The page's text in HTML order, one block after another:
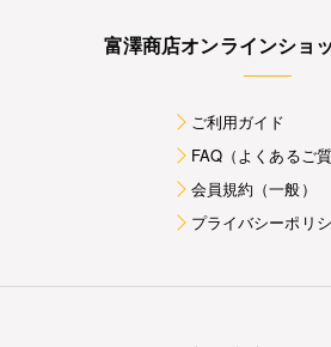
富澤商店オンラインショ
ご利用ガイド
FAQ（よくあるご質
会員規約（一般）
プライバシーポリ